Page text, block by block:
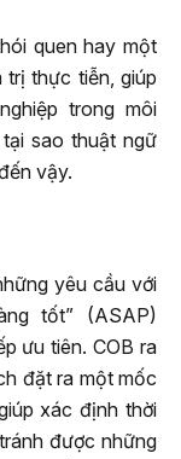
quen hay một
trị thực tiễn, giúp
trong môi
sao thuật ngữ
vậy.
yêu cầu với
tốt” (ASAP)
ưu tiên. COB ra
đặt ra một mốc
xác định thời
được những